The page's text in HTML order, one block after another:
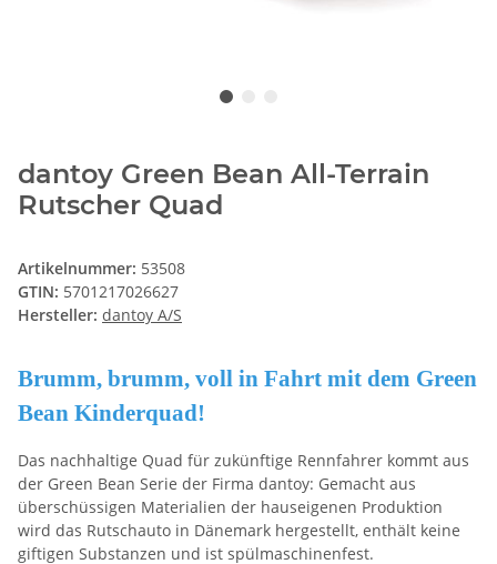
dantoy Green Bean All-Terrain
Rutscher Quad
Artikelnummer: 53508
GTIN: 5701217026627
Hersteller: dantoy A/S
Brumm, brumm, voll in Fahrt mit dem Green
Bean Kinderquad!
Das nachhaltige Quad für zukünftige Rennfahrer kommt aus
der Green Bean Serie der Firma dantoy: Gemacht aus
überschüssigen Materialien der hauseigenen Produktion
wird das Rutschauto in Dänemark hergestellt, enthält keine
giftigen Substanzen und ist spülmaschinenfest.